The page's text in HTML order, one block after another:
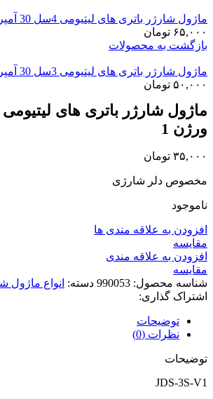
ماژول شارژر باتری های لیتیومی 4سل 30 آمپر ورژن 1
۶۵,۰۰۰ تومان
بازگشت به محصولات
ماژول شارژر باتری های لیتیومی 3سل 30 آمپر ورژن 2
۵۰,۰۰۰ تومان
ورژن 1
۳۵,۰۰۰ تومان
مخصوص دلر شارژی
ناموجود
افزودن به علاقه مندی ها
مقايسه
افزودن به علاقه مندی
مقایسه
شناسه محصول: 990053 دسته: انواع ماژول
اشتراک گذاری:
توضیحات
نظرات (0)
توضیحات
JDS-3S-V1